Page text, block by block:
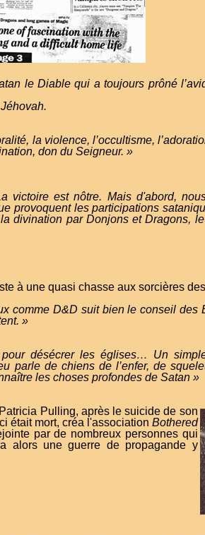
le Diable qui a toujours prôné
la violence, l’occultisme,
don du Seigneur. »
est nôtre. Mais d'abord,
provoquent les participations
divination par Donjons et Dragons,
à une quasi chasse aux sorcières
comme D&D suit bien le conseil des
»
désécrer les églises… Un
de chiens de l’enfer, de
les choses profondes de Satan »
Pulling, après le suicide de son
était mort, créa l'association Bothered
par de nombreux personnes qui
alors une guerre de propagande y